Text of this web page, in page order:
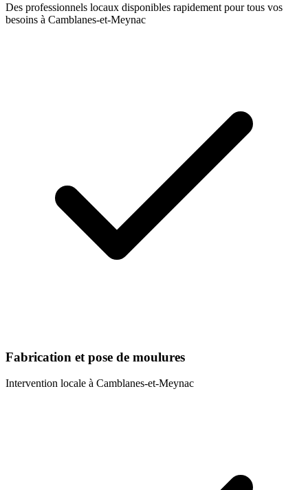
Des professionnels locaux disponibles rapidement pour tous vos
besoins à Camblanes-et-Meynac
Fabrication et pose de moulures
Intervention locale à Camblanes-et-Meynac